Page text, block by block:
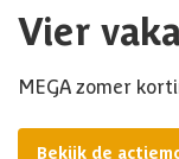
Vier
MEGA zomer
Bekijk de